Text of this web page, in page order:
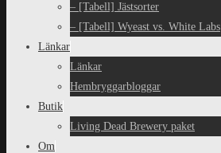
– [Tabell] Jästsorter
– [Tabell] Wyeast vs. White Labs
Länkar
Länkar
Hembryggarbloggar
Butik
Living Dead Brewery paket
Om